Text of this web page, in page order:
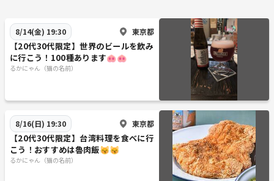
8/14(金) 19:30 東京都
【20代30代限定】世界のビールを飲み
に行こう！100種あります🐽🐽
るかにゃん（猫の名前）
8/16(日) 19:30 東京都
【20代30代限定】台湾料理を食べに行
こう！おすすめは魯肉飯😽😽
るかにゃん（猫の名前）